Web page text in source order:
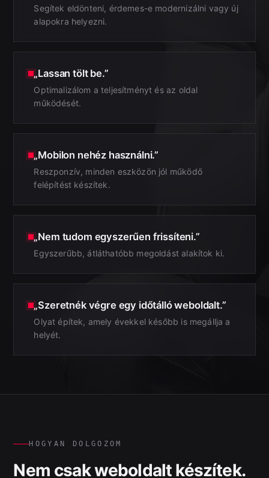
Segítek eldönteni, érdemes-e modernizálni vagy új
alapokra helyezni.
„Lassan tölt be.”
Optimalizálom a teljesítményt és az oldal
működését.
„Mobilon nehéz használni.”
Reszponzív, minden eszközön jól működő
felépítést készítek.
„Nem tudom egyszerűen frissíteni.”
Egyszerűbb, átláthatóbb megoldást alakítok ki.
„Szeretnék végre egy időtálló weboldalt.”
Olyat építek, amely évekkel később is megállja a
helyét.
HOGYAN DOLGOZOM
Nem csak weboldalt készítek.